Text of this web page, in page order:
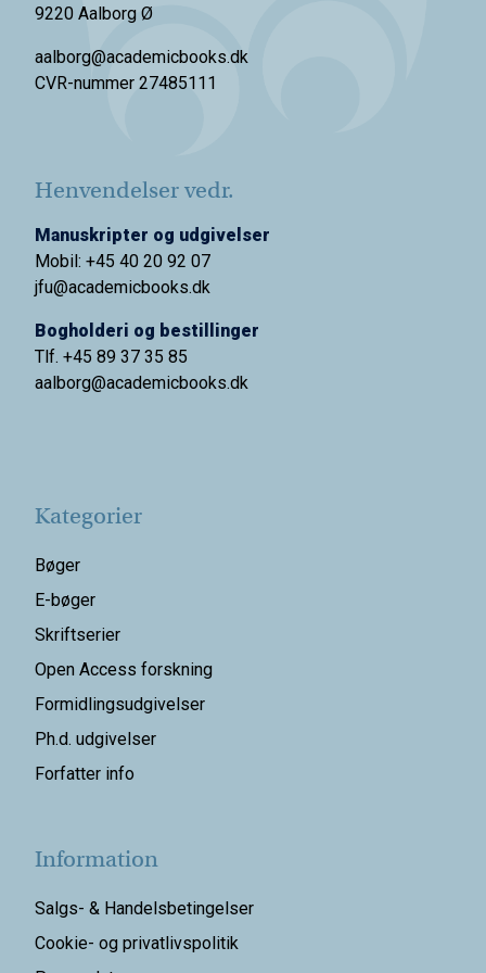
9220 Aalborg Ø
aalborg@academicbooks.dk
CVR-nummer 27485111
Henvendelser vedr.
Manuskripter og udgivelser
Mobil: +45 40 20 92 07
jfu@academicbooks.dk
Bogholderi og bestillinger
Tlf. +45 89 37 35 85
aalborg@academicbooks.dk
Kategorier
Bøger
E-bøger
Skriftserier
Open Access forskning
Formidlingsudgivelser
Ph.d. udgivelser
Forfatter info
Information
Salgs- & Handelsbetingelser
Cookie- og privatlivspolitik